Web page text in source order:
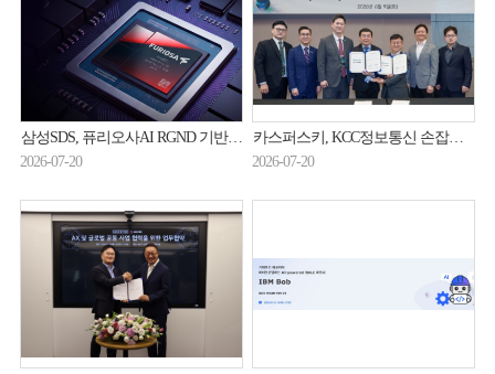
삼성SDS, 퓨리오사AI RGND 기반 NPUaaS 출시
2026-07-20
카스퍼스키, KCC정보통신 손잡고 ‘OT 보안’ 정조준
2026-07-20